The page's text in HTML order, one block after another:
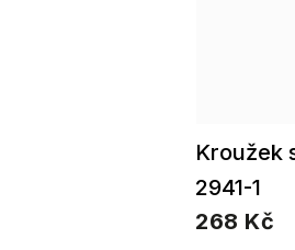
Kroužek
2941-1
268 Kč